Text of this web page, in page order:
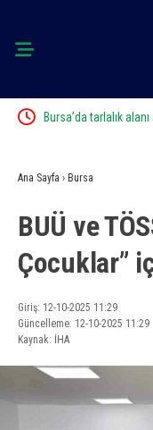
Bursa’da tarlalık
Ana Sayfa › Bursa
BUÜ ve
Çocuklar”
Giriş: 12-10-2025 11:29
Güncelleme: 12-10-2025 11:29
Kaynak: İHA